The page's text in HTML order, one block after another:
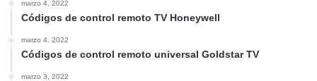
marzo 4, 2022
Códigos de control remoto TV Honeywell
marzo 4, 2022
Códigos de control remoto universal Goldstar TV
marzo 3, 2022